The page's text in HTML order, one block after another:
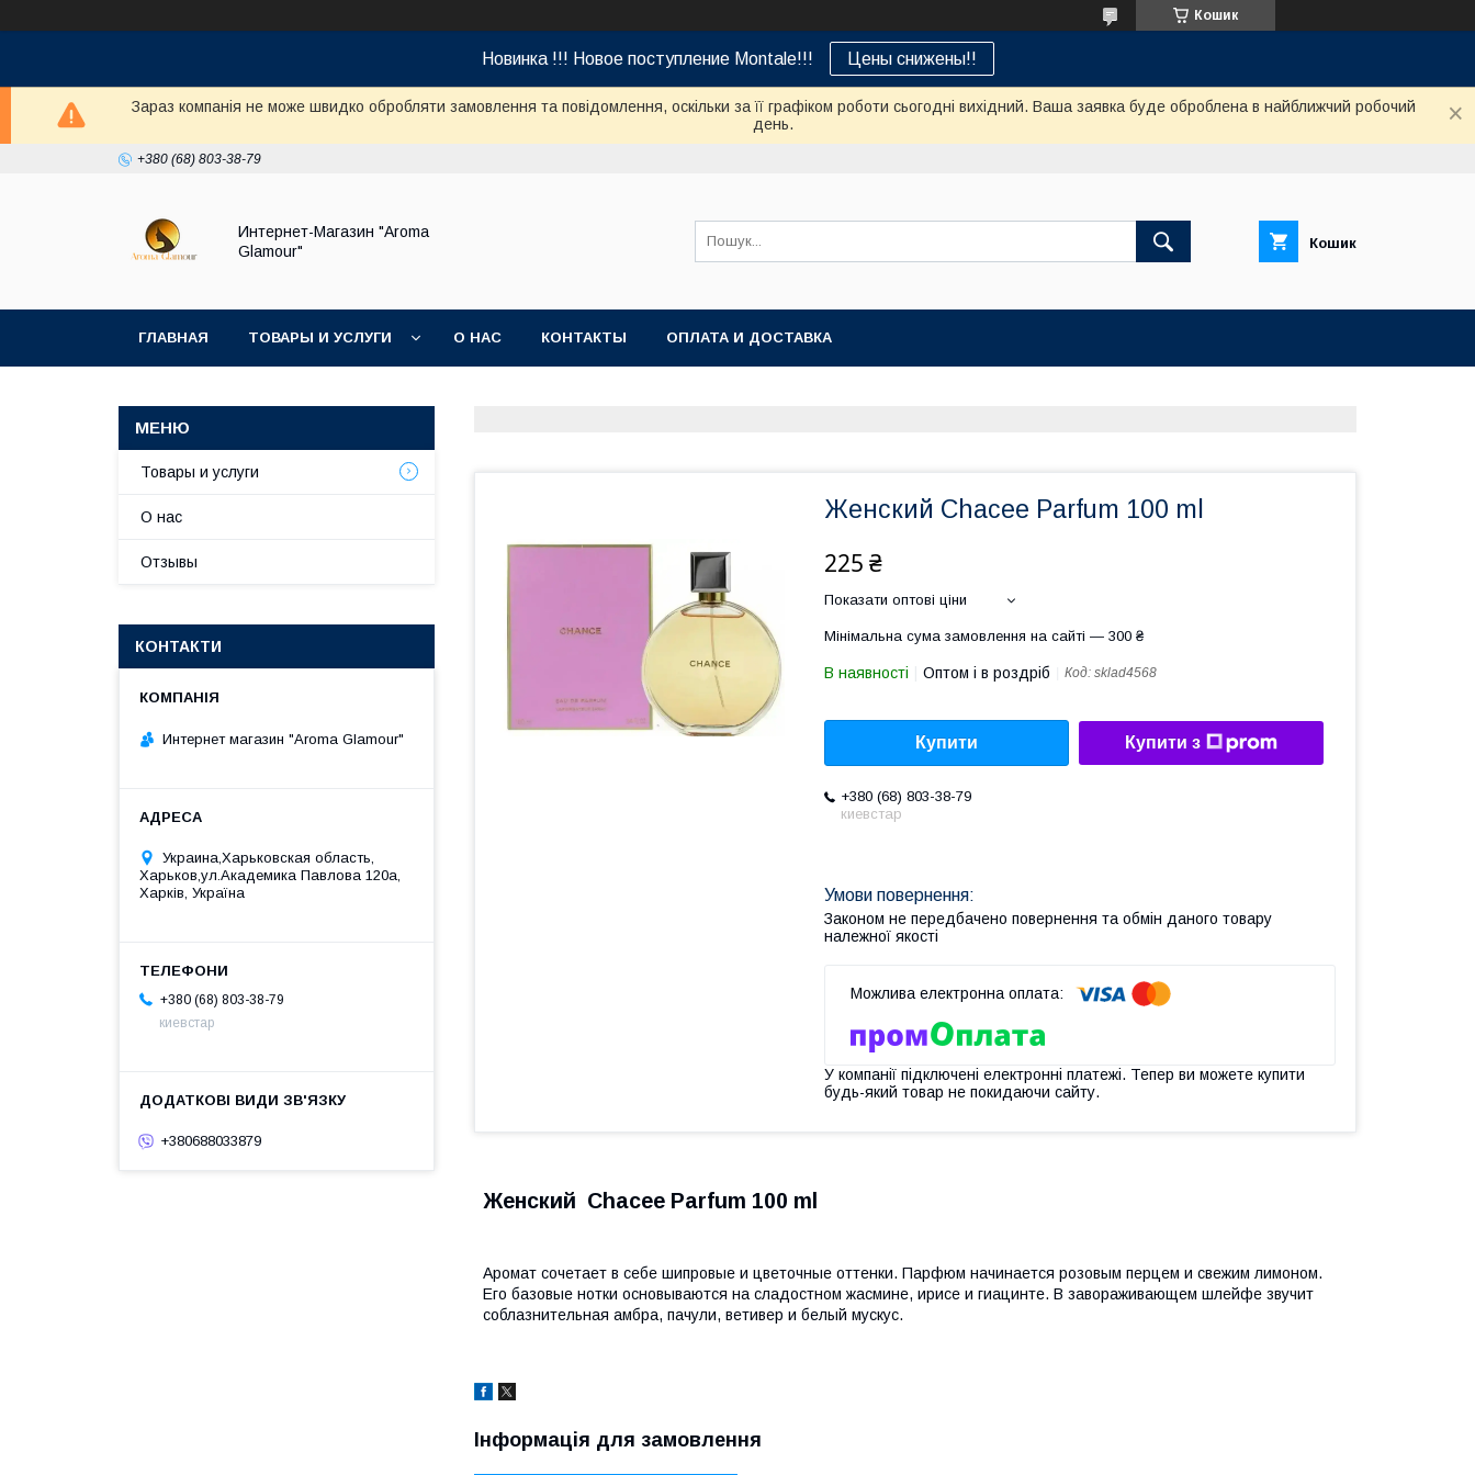
Кошик
Новинка !!! Новое поступление Montale!!! Цены снижены!!
Зараз компанія не може швидко обробляти замовлення та повідомлення, оскільки за її графіком роботи сьогодні вихідний. Ваша заявка буде оброблена в найближчий робочий
день.
+380 (68) 803-38-79
Интернет-Магазин "Aroma
Glamour"
Кошик
ГЛАВНАЯ ТОВАРЫ И УСЛУГИ О НАС КОНТАКТЫ ОПЛАТА И ДОСТАВКА
Женский Chacee Parfum 100 ml
225 ₴
Показати оптові ціни
Мінімальна сума замовлення на сайті — 300 ₴
В наявності Оптом і в роздріб Код: sklad4568
Купити Купити з
+380 (68) 803-38-79
киевстар
Законом не передбачено повернення та обмін даного товару
належної якості
У компанії підключені електронні платежі. Тепер ви можете купити
будь-який товар не покидаючи сайту.
Женский Chacee Parfum 100 ml
Аромат сочетает в себе шипровые и цветочные оттенки. Парфюм начинается розовым перцем и свежим лимоном.
Его базовые нотки основываются на сладостном жасмине, ирисе и гиацинте. В завораживающем шлейфе звучит
соблазнительная амбра, пачули, ветивер и белый мускус.
Інформація для замовлення
Товары и услуги
О нас
Отзывы
КОНТАКТИ
Интернет магазин "Aroma Glamour"
Украина,Харьковская область,
Харьков,ул.Академика Павлова 120а,
Харків, Україна
+380 (68) 803-38-79
киевстар
+380688033879